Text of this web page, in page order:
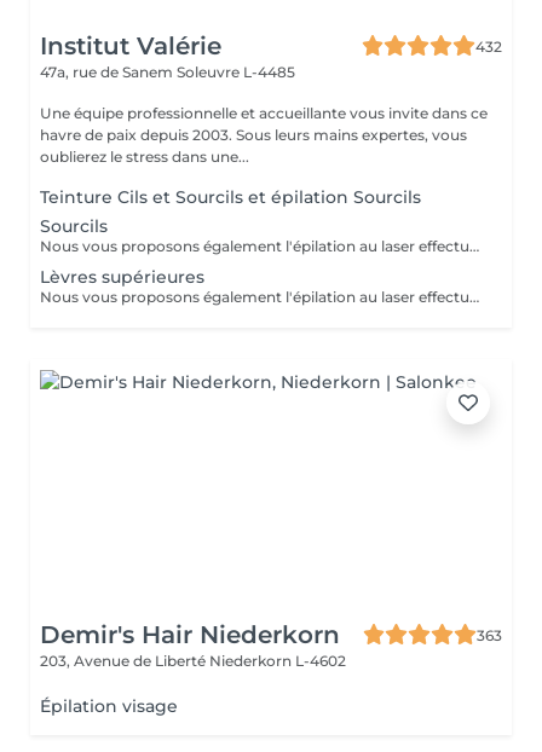
Institut Valérie
432
47a, rue de Sanem Soleuvre L-4485
Une équipe professionnelle et accueillante vous invite dans ce
havre de paix depuis 2003. Sous leurs mains expertes, vous
oublierez le stress dans une...
Teinture Cils et Sourcils et épilation Sourcils
Sourcils
Nous vous proposons également l'épilation au laser effectué par une infirmière.
Lèvres supérieures
Nous vous proposons également l'épilation au laser effectué par une infirmière.
Demir's Hair Niederkorn
363
203, Avenue de Liberté Niederkorn L-4602
Épilation visage